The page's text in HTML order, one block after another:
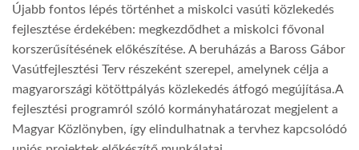
Újabb fontos lépés történhet a miskolci vasúti közlekedés
fejlesztése érdekében: megkezdődhet a miskolci fővonal
korszerűsítésének előkészítése. A beruházás a Baross Gábor
Vasútfejlesztési Terv részeként szerepel, amelynek célja a
magyarországi kötöttpályás közlekedés átfogó megújítása.A
fejlesztési programról szóló kormányhatározat megjelent a
Magyar Közlönyben, így elindulhatnak a tervhez kapcsolódó